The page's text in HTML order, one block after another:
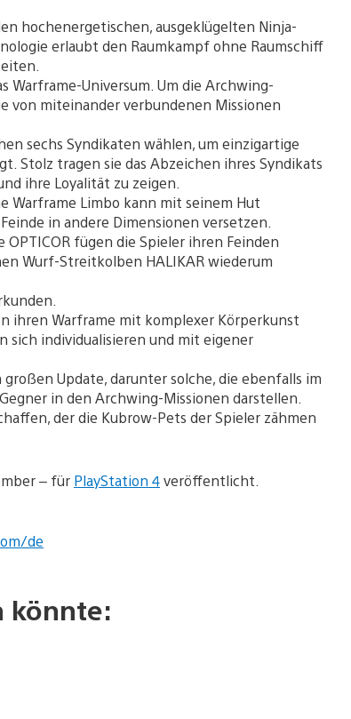
hochenergetischen, ausgeklügelten Ninja-
erlaubt den Raumkampf ohne Raumschiff
Warframe-Universum. Um die Archwing-
von miteinander verbundenen Missionen
sechs Syndikaten wählen, um einzigartige
Stolz tragen sie das Abzeichen ihres Syndikats
ihre Loyalität zu zeigen.
Warframe Limbo kann mit seinem Hut
in andere Dimensionen versetzen.
fügen die Spieler ihren Feinden
Wurf-Streitkolben HALIKAR wiederum
ihren Warframe mit komplexer Körperkunst
sich individualisieren und mit eigener
Update, darunter solche, die ebenfalls im
in den Archwing-Missionen darstellen.
der die Kubrow-Pets der Spieler zähmen
– für PlayStation 4veröffentlicht.
de
könnte: